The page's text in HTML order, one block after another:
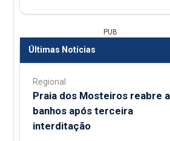
PUB
Últimas Notícias
Regional
Praia dos Mosteiros reabre a
banhos após terceira
interditação